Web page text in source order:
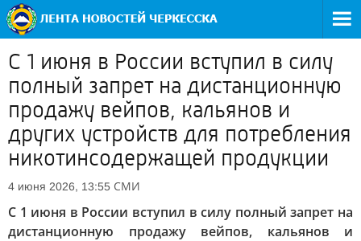
С 1 июня в России вступил в силу
полный запрет на дистанционную
продажу вейпов, кальянов и
других устройств для потребления
никотинсодержащей продукции
4 июня 2026, 13:55 СМИ
С 1 июня в России вступил в силу полный запрет на
дистанционную продажу вейпов, кальянов и